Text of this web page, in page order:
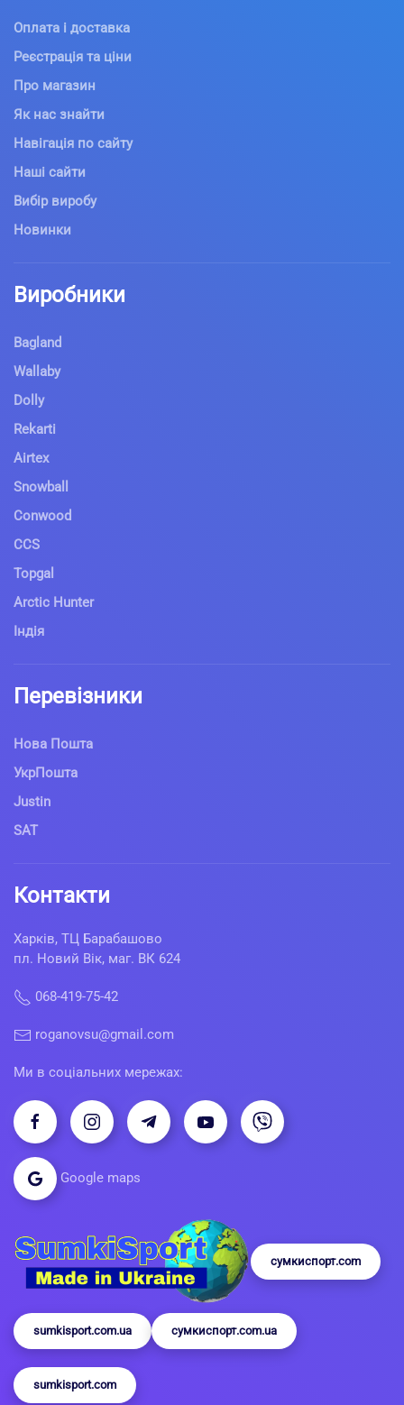
Оплата і доставка
Реєстрація та ціни
Про магазин
Як нас знайти
Навігація по сайту
Наші сайти
Вибір виробу
Новинки
Виробники
Bagland
Wallaby
Dolly
Rekarti
Airtex
Snowball
Conwood
CCS
Topgal
Arctic Hunter
Індія
Перевізники
Нова Пошта
УкрПошта
Justin
SAT
Контакти
Харків, ТЦ Барабашово
пл. Новий Вік, маг. ВК 624
068-419-75-42
roganovsu@gmail.com
Ми в соціальних мережах:
Google maps
сумкиспорт.com
sumkisport.com.ua сумкиспорт.com.ua
sumkisport.com